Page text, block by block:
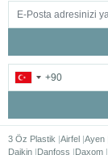
3 Öz Plastik Airfel Ayen
Daikin Danfoss Daxom